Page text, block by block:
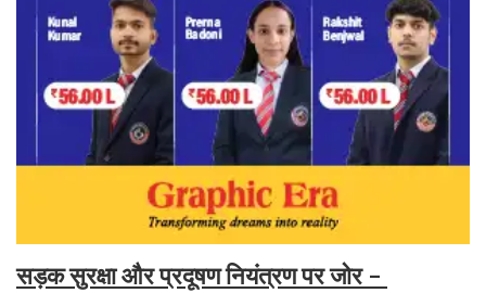
सड़क सुरक्षा और प्रदूषण नियंत्रण पर जोर -